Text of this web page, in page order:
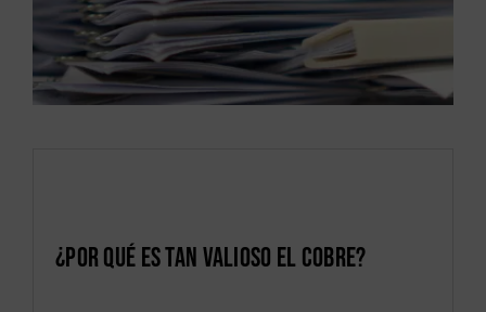
¿Por qué es tan valioso el cobre?